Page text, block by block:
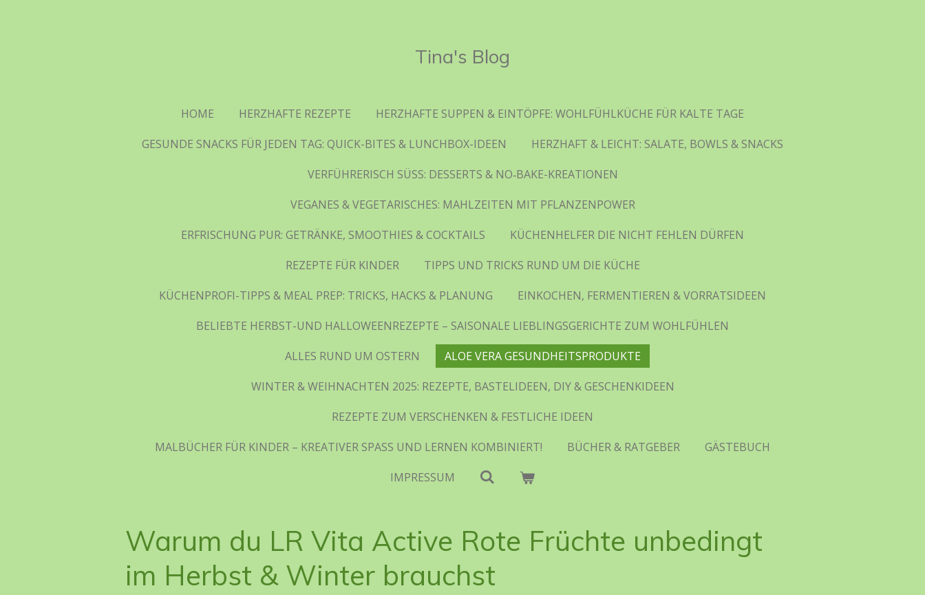
Tina's Blog
HOME HERZHAFTE REZEPTE
HERZHAFTE SUPPEN & EINTÖPFE: WOHLFÜHLKÜCHE FÜR KALTE TAGE
GESUNDE SNACKS FÜR JEDEN TAG: QUICK-BITES & LUNCHBOX-IDEEN
HERZHAFT & LEICHT: SALATE, BOWLS & SNACKS
VERFÜHRERISCH SÜSS: DESSERTS & NO‑BAKE-KREATIONEN
VEGANES & VEGETARISCHES: MAHLZEITEN MIT PFLANZENPOWER
ERFRISCHUNG PUR: GETRÄNKE, SMOOTHIES & COCKTAILS
KÜCHENHELFER DIE NICHT FEHLEN DÜRFEN
REZEPTE FÜR KINDER
TIPPS UND TRICKS RUND UM DIE KÜCHE
KÜCHENPROFI-TIPPS & MEAL PREP: TRICKS, HACKS & PLANUNG
EINKOCHEN, FERMENTIEREN & VORRATSIDEEN
BELIEBTE HERBST-UND HALLOWEENREZEPTE – SAISONALE LIEBLINGSGERICHTE ZUM WOHLFÜHLEN
ALLES RUND UM OSTERN
ALOE VERA GESUNDHEITSPRODUKTE
WINTER & WEIHNACHTEN 2025: REZEPTE, BASTELIDEEN, DIY & GESCHENKIDEEN
REZEPTE ZUM VERSCHENKEN & FESTLICHE IDEEN
MALBÜCHER FÜR KINDER – KREATIVER SPASS UND LERNEN KOMBINIERT!
BÜCHER & RATGEBER
GÄSTEBUCH
IMPRESSUM
Warum du LR Vita Active Rote Früchte unbedingt
im Herbst & Winter brauchst